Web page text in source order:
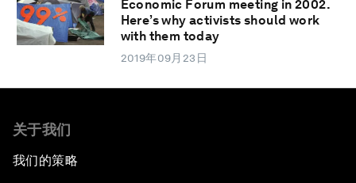
Economic Forum meeting in 2002.
Here’s why activists should work
with them today
2019年09月23日
关于我们
我们的策略